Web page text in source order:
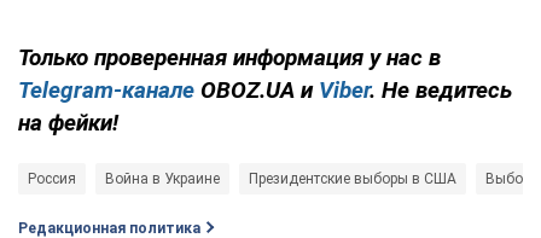
Только проверенная информация у нас в
Telegram-канале OBOZ.UA и Viber. Не ведитесь
на фейки!
Россия Война в Украине Президентские выборы в США
Редакционная политика